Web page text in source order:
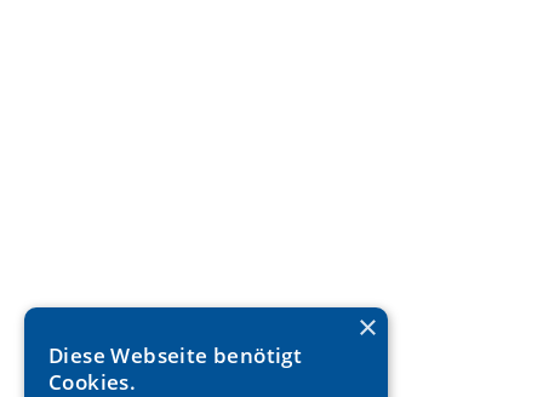
Diese Webseite benötigt
Cookies.
×